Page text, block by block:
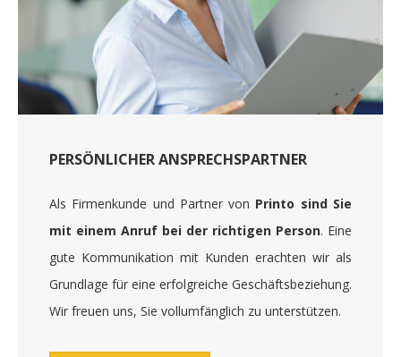
PERSÖNLICHER ANSPRECHSPARTNER
Als Firmenkunde und Partner von Printo sind Sie
mit einem Anruf bei der richtigen Person. Eine
gute Kommunikation mit Kunden erachten wir als
Grundlage für eine erfolgreiche Geschäftsbeziehung.
Wir freuen uns, Sie vollumfänglich zu unterstützen.